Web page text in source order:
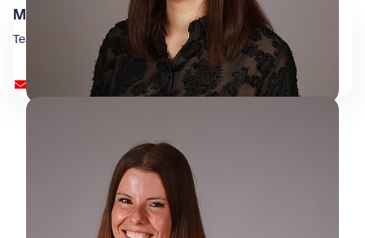
Martina Grubesic
Team Finanz
buchhaltung@wienxtra.at